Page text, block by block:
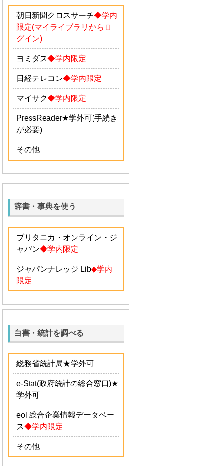
朝日新聞クロスサーチ◆学内
限定(マイライブラリからロ
グイン)
ヨミダス◆学内限定
日経テレコン◆学内限定
マイサク◆学内限定
PressReader★学外可(手続き
が必要)
その他
辞書・事典を使う
ブリタニカ・オンライン・ジ
ャパン◆学内限定
ジャパンナレッジ Lib◆学内
限定
白書・統計を調べる
総務省統計局★学外可
e-Stat(政府統計の総合窓口)★
学外可
eol 総合企業情報データベー
ス◆学内限定
その他